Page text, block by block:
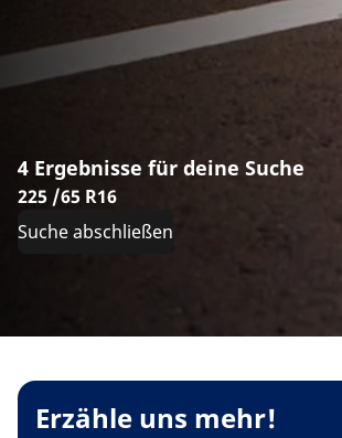
4 Ergebnisse für deine Suche
225 /65 R16
Suche abschließen
Erzähle uns mehr!